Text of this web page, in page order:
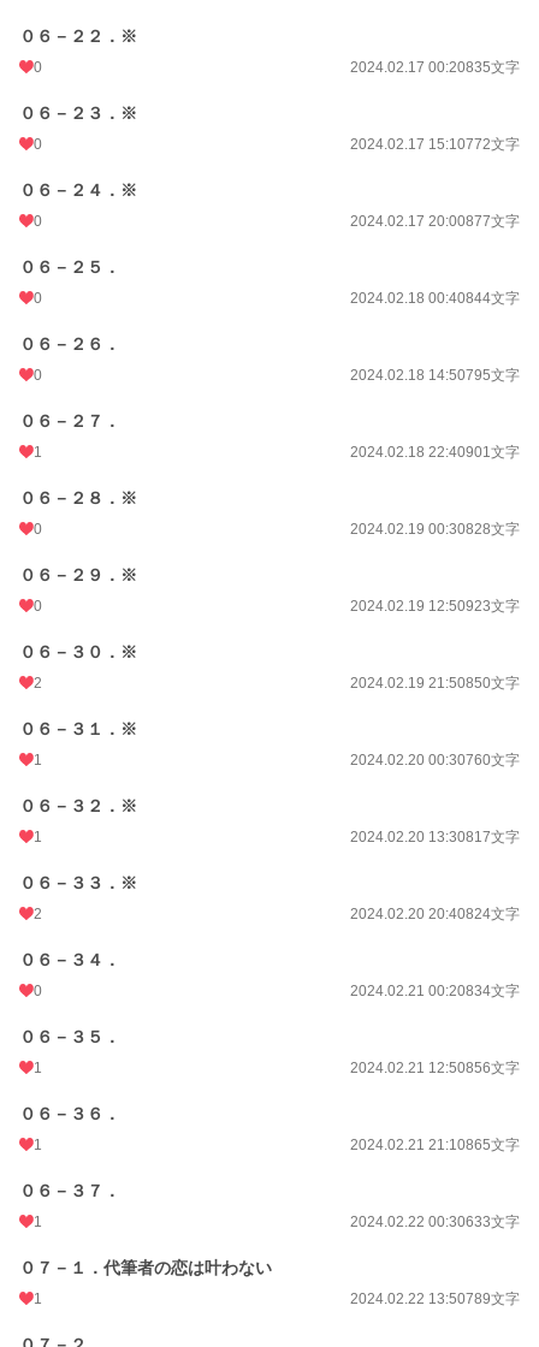
０６－２２．※
0 2024.02.17 00:20835文字
０６－２３．※
0 2024.02.17 15:10772文字
０６－２４．※
0 2024.02.17 20:00877文字
０６－２５．
0 2024.02.18 00:40844文字
０６－２６．
0 2024.02.18 14:50795文字
０６－２７．
1 2024.02.18 22:40901文字
０６－２８．※
0 2024.02.19 00:30828文字
０６－２９．※
0 2024.02.19 12:50923文字
０６－３０．※
2 2024.02.19 21:50850文字
０６－３１．※
1 2024.02.20 00:30760文字
０６－３２．※
1 2024.02.20 13:30817文字
０６－３３．※
2 2024.02.20 20:40824文字
０６－３４．
0 2024.02.21 00:20834文字
０６－３５．
1 2024.02.21 12:50856文字
０６－３６．
1 2024.02.21 21:10865文字
０６－３７．
1 2024.02.22 00:30633文字
０７－１．代筆者の恋は叶わない
1 2024.02.22 13:50789文字